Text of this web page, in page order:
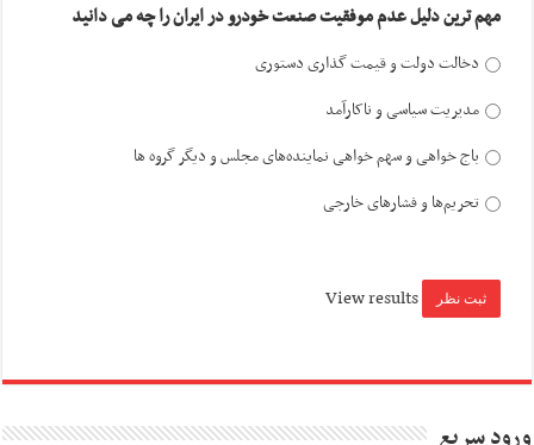
مهم ترین دلیل عدم موفقیت صنعت خودرو در ایران را چه می دانید
دخالت دولت و قیمت گذاری دستوری
مدیریت سیاسی و ناکارآمد
باج خواهی و سهم خواهی نماینده‌های مجلس و دیگر گروه ها
تحریم‌ها و فشارهای خارجی
View results